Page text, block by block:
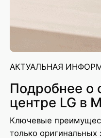
АКТУАЛЬНАЯ
Подробнее о
центре LG в
Ключевые
только оригинальных